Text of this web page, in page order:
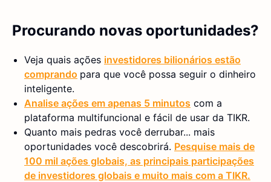
Procurando novas oportunidades?
Veja quais ações investidores bilionários estão
comprando para que você possa seguir o dinheiro
inteligente.
Analise ações em apenas 5 minutos com a
plataforma multifuncional e fácil de usar da TIKR.
Quanto mais pedras você derrubar... mais
oportunidades você descobrirá. Pesquise mais de
100 mil ações globais, as principais participações
de investidores globais e muito mais com a TIKR.